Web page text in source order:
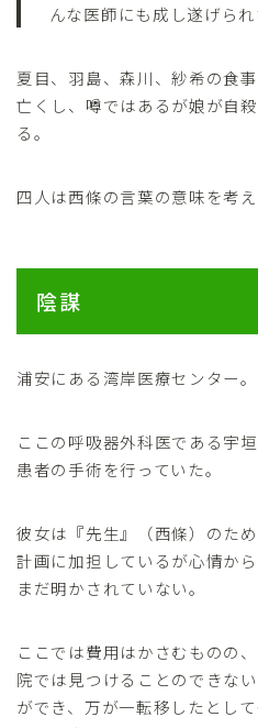
んな医師にも成し遂げら
夏目、羽島、森川、紗希の食
亡くし、噂ではあるが娘が自
る。
四人は西條の言葉の意味を考
陰謀
浦安にある湾岸医療センター。
ここの呼吸器外科医である宇
患者の手術を行っていた。
彼女は『先生』（西條）のた
計画に加担しているが心情か
まだ明かされていない。
ここでは費用はかさむものの
院では見つけることのできな
ができ、万が一転移したとし